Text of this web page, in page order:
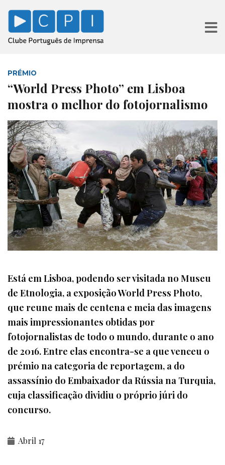
PRÉMIO
“World Press Photo” em Lisboa
mostra o melhor do fotojornalismo
Está em Lisboa, podendo ser visitada no Museu
de Etnologia, a exposição World Press Photo,
que reune mais de centena e meia das imagens
mais impressionantes obtidas por
fotojornalistas de todo o mundo, durante o ano
de 2016. Entre elas encontra-se a que venceu o
prémio na categoria de reportagem, a do
assassínio do Embaixador da Rússia na Turquia,
cuja classificação dividiu o próprio júri do
concurso.
Abril 17